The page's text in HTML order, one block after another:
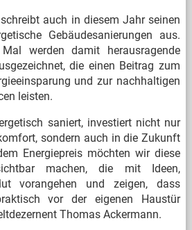
auch in diesem Jahr seinen
Gebäudesanierungen aus.
werden damit herausragende
die einen Beitrag zum
und zur nachhaltigen
leisten.
saniert, investiert nicht nur
sondern auch in die Zukunft
Energiepreis möchten wir diese
machen, die mit Ideen,
vorangehen und zeigen, dass
vor der eigenen Haustür
Thomas Ackermann.